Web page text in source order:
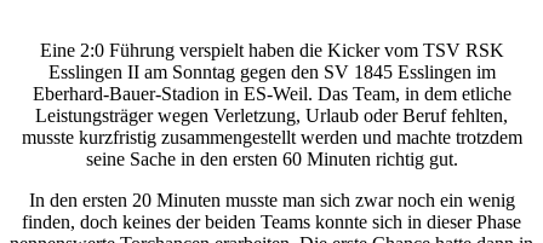
Eine 2:0 Führung verspielt haben die Kicker vom TSV RSK
Esslingen II am Sonntag gegen den SV 1845 Esslingen im
Eberhard-Bauer-Stadion in ES-Weil. Das Team, in dem etliche
Leistungsträger wegen Verletzung, Urlaub oder Beruf fehlten,
musste kurzfristig zusammengestellt werden und machte trotzdem
seine Sache in den ersten 60 Minuten richtig gut.
In den ersten 20 Minuten musste man sich zwar noch ein wenig
finden, doch keines der beiden Teams konnte sich in dieser Phase